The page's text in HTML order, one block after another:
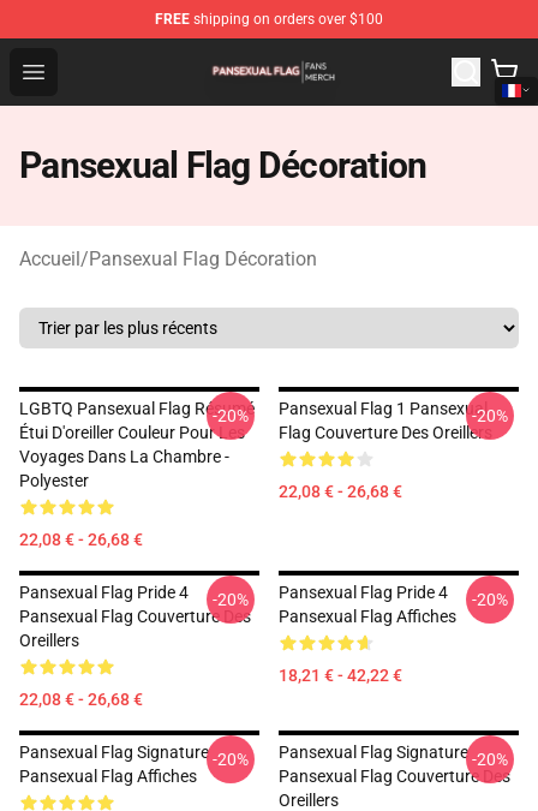
FREE shipping on orders over $100
Open menu
Pansexual Flag Shop - Official Pansexual Flag
Pansexual Flag Décoration
Accueil/Pansexual Flag Décoration
LGBTQ Pansexual Flag Résumé
Étui D'oreiller Couleur Pour Les
Voyages Dans La Chambre -
Polyester
22,08 € - 26,68 €
-20%
Pansexual Flag 1 Pansexual
Flag Couverture Des Oreillers
22,08 € - 26,68 €
-20%
Pansexual Flag Pride 4
Pansexual Flag Couverture Des
Oreillers
22,08 € - 26,68 €
-20%
Pansexual Flag Pride 4
Pansexual Flag Affiches
18,21 € - 42,22 €
-20%
Pansexual Flag Signature
Pansexual Flag Affiches
-20%
Pansexual Flag Signature
Pansexual Flag Couverture Des
Oreillers
-20%